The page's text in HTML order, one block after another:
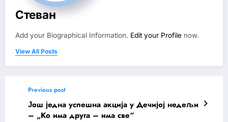
Стеван
Add your Biographical Information. Edit your Profile now.
View All Posts
Previous post
Још једна успешна акција у Дечијој недељи
– „Ко има друга – има све“